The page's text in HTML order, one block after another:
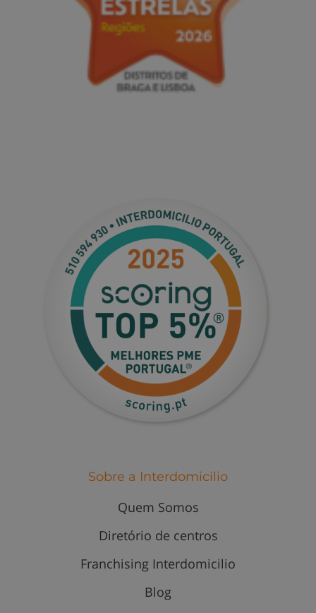
Sobre a Interdomicilio
Quem Somos
Diretório de centros
Franchising Interdomicilio
Blog